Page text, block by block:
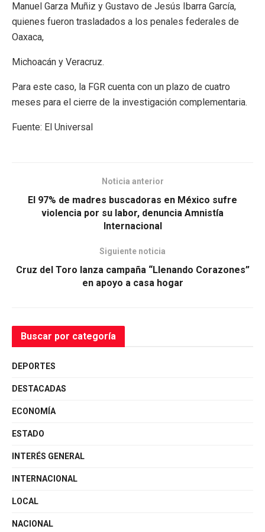
Manuel Garza Muñiz y ⁠Gustavo de Jesús Ibarra García,
quienes fueron trasladados a los penales federales de
Oaxaca,
Michoacán y Veracruz.
Para este caso, la FGR cuenta con un plazo de cuatro
meses para el cierre de la investigación complementaria.
Fuente: El Universal
Noticia anterior
El 97% de madres buscadoras en México sufre
violencia por su labor, denuncia Amnistía
Internacional
Siguiente noticia
Cruz del Toro lanza campaña “Llenando Corazones”
en apoyo a casa hogar
Buscar por categoría
DEPORTES
DESTACADAS
ECONOMÍA
ESTADO
INTERÉS GENERAL
INTERNACIONAL
LOCAL
NACIONAL